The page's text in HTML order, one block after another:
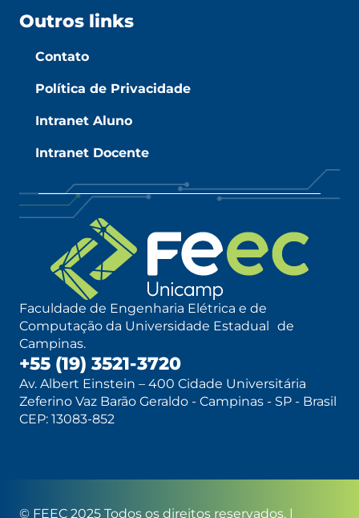
Outros links
Contato
Política de Privacidade
Intranet Aluno
Intranet Docente
Faculdade de Engenharia Elétrica e de
Computação da Universidade Estadual de
Campinas.
+55 (19) 3521-3720
Av. Albert Einstein – 400 Cidade Universitária
Zeferino Vaz Barão Geraldo - Campinas - SP - Brasil
CEP: 13083-852
© FEEC 2025 Todos os direitos reservados. |